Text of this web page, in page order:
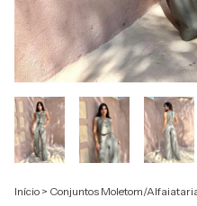
Início > Conjuntos Moletom/